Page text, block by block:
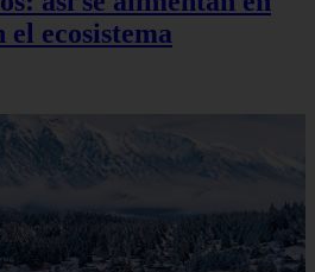
el ecosistema